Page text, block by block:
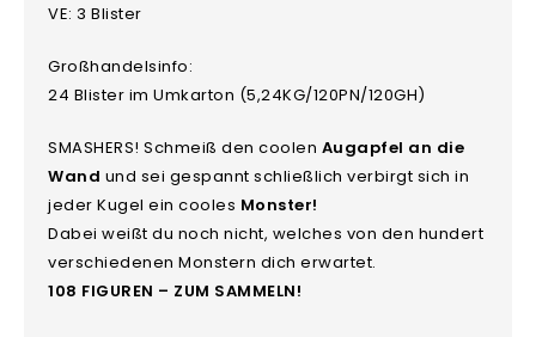
VE: 3 Blister
Großhandelsinfo:
24 Blister im Umkarton (5,24KG/120PN/120GH)
SMASHERS! Schmeiß den coolen Augapfel an die
Wand und sei gespannt schließlich verbirgt sich in
jeder Kugel ein cooles Monster!
Dabei weißt du noch nicht, welches von den hundert
verschiedenen Monstern dich erwartet.
108 FIGUREN – ZUM SAMMELN!